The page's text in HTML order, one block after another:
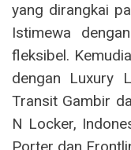
yang dirangkai
Istimewa
fleksibel.
dengan Luxury
Transit Gambir
N Locker,